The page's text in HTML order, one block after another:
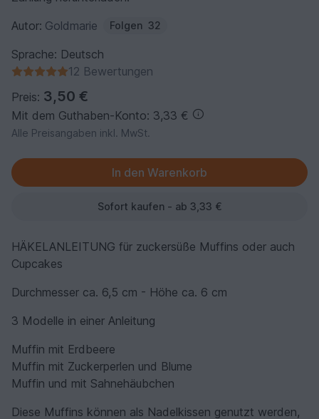
Autor: Goldmarie Folgen 32
Sprache: Deutsch
12 Bewertungen
Preis: 3,50 €
Mit dem Guthaben-Konto: 3,33 €
Alle Preisangaben inkl. MwSt.
Sofort kaufen - ab 3,33 €
HÄKELANLEITUNG für zuckersüße Muffins oder auch
Cupcakes
Durchmesser ca. 6,5 cm - Höhe ca. 6 cm
3 Modelle in einer Anleitung
Muffin mit Erdbeere
Muffin mit Zuckerperlen und Blume
Muffin und mit Sahnehäubchen
Diese Muffins können als Nadelkissen genutzt werden,